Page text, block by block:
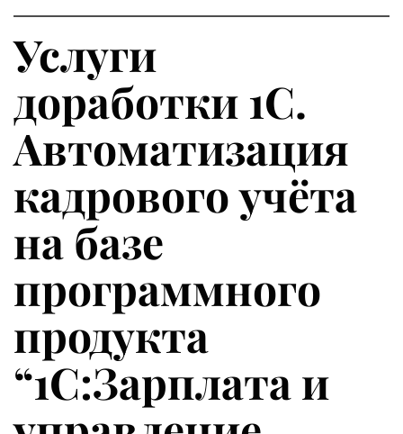
Услуги
доработки 1С.
Автоматизация
кадрового учёта
на базе
программного
продукта
“1С:Зарплата и